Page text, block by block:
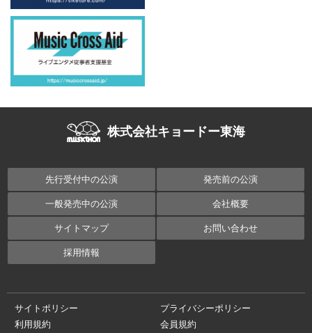
株式会社キョードー東海
先行受付中の公演 発売前の公演
一般発売中の公演 会社概要
サイトマップ お問い合わせ
採用情報
サイトポリシー
プライバシーポリシー
利用規約
会員規約